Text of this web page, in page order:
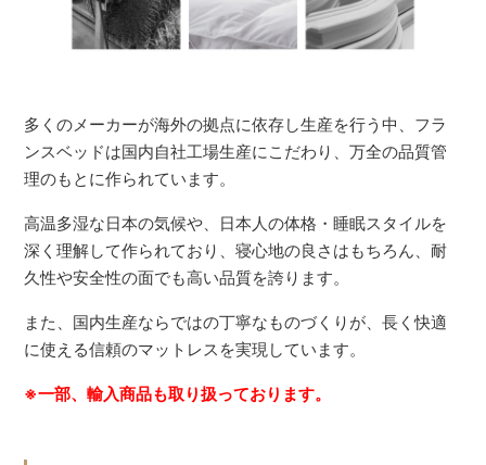
多くのメーカーが海外の拠点に依存し生産を行う中、フラ
ンスベッドは国内自社工場生産にこだわり、万全の品質管
理のもとに作られています。
高温多湿な日本の気候や、日本人の体格・睡眠スタイルを
深く理解して作られており、寝心地の良さはもちろん、耐
久性や安全性の面でも高い品質を誇ります。
また、国内生産ならではの丁寧なものづくりが、長く快適
に使える信頼のマットレスを実現しています。
※一部、輸入商品も取り扱っております。